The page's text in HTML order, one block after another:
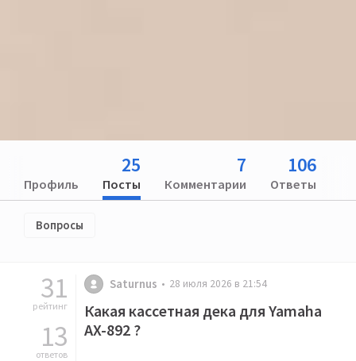
Профиль
25
Посты
7
Комментарии
106
Ответы
Вопросы
31
рейтинг
13
ответов
Saturnus 28 июля 2026 в 21:54
Какая кассетная дека для Yamaha
AX-892 ?